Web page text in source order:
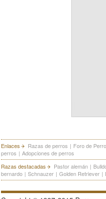
Enlaces Razas de perros | Foro de
perros | Adopciones de perros
Razas destacadas
Pastor alemán |
bernardo | Schnauzer | Golden Retriever |